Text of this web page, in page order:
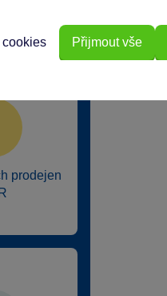
prodejen
cookies Přijmout vše